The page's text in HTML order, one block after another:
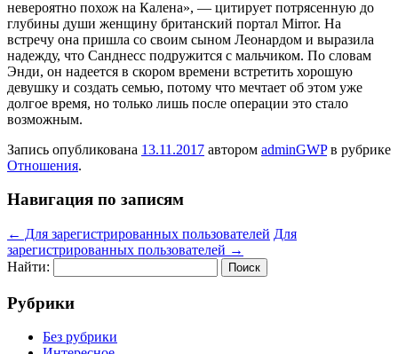
невероятно похож на Калена», — цитирует потрясенную до
глубины души женщину британский портал Mirror. На
встречу она пришла со своим сыном Леонардом и выразила
надежду, что Санднесс подружится с мальчиком. По словам
Энди, он надеется в скором времени встретить хорошую
девушку и создать семью, потому что мечтает об этом уже
долгое время, но только лишь после операции это стало
возможным.
Запись опубликована 13.11.2017 автором adminGWPв рубрике
Отношения.
Навигация по записям
← Для зарегистрированных пользователей Для
зарегистрированных пользователей →
Найти:
Рубрики
Без рубрики